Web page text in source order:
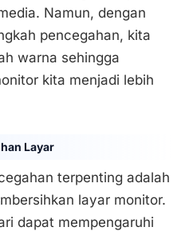
Namun, dengan
pencegahan, kita
warna sehingga
kita menjadi lebih
Layar
terpenting adalah
layar monitor.
dapat mempengaruhi